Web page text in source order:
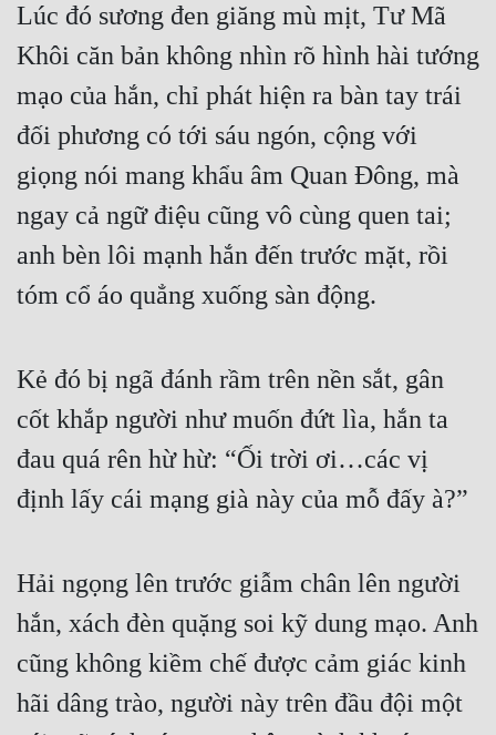
Cung Đấu
Cạnh Kỹ
Cổ Tiên Hiệp
Cổ Đại
Du Hí
Dị Năng
Gia Đấu
Góc Nhìn Nam
Góc Nhìn Nữ
Huyền Nghi
Huyền Ảo
Hài Hước
Lúc đó sương đen giăng mù mịt, Tư Mã
Khôi căn bản không nhìn rõ hình hài tướng
mạo của hắn, chỉ phát hiện ra bàn tay trái
đối phương có tới sáu ngón, cộng với
giọng nói mang khẩu âm Quan Đông, mà
ngay cả ngữ điệu cũng vô cùng quen tai;
anh bèn lôi mạnh hắn đến trước mặt, rồi
tóm cổ áo quẳng xuống sàn động.
Kẻ đó bị ngã đánh rầm trên nền sắt, gân
cốt khắp người như muốn đứt lìa, hắn ta
đau quá rên hừ hừ: “Ối trời ơi…các vị
định lấy cái mạng già này của mỗ đấy à?”
Hải ngọng lên trước giẫm chân lên người
hắn, xách đèn quặng soi kỹ dung mạo. Anh
cũng không kiềm chế được cảm giác kinh
hãi dâng trào, người này trên đầu đội một